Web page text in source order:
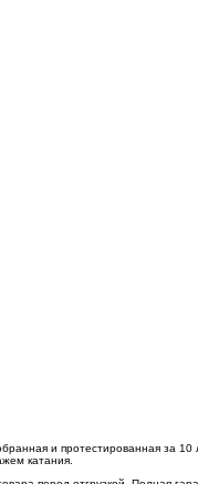
и протестированная за
катания.